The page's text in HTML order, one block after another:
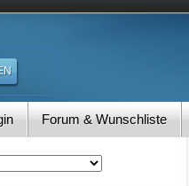
Suchen
Forum & Wunschliste